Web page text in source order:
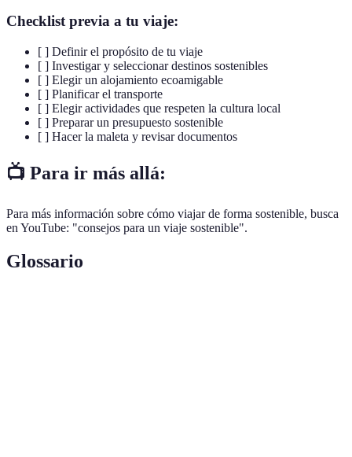
Checklist previa a tu viaje:
[ ] Definir el propósito de tu viaje
[ ] Investigar y seleccionar destinos sostenibles
[ ] Elegir un alojamiento ecoamigable
[ ] Planificar el transporte
[ ] Elegir actividades que respeten la cultura local
[ ] Preparar un presupuesto sostenible
[ ] Hacer la maleta y revisar documentos
📺 Para ir más allá:
Para más información sobre cómo viajar de forma sostenible, busca
en YouTube: "consejos para un viaje sostenible".
Glossario